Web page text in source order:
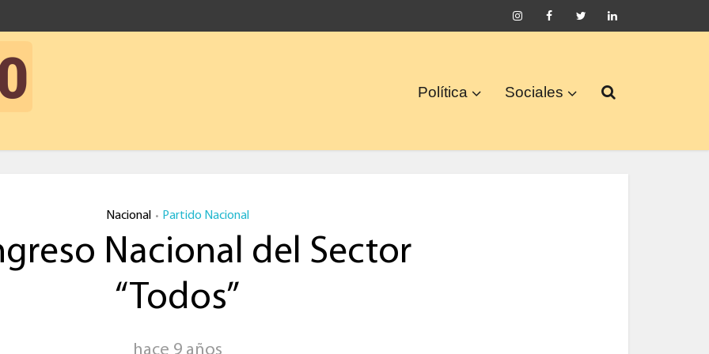
Política Sociales
Nacional • Partido Nacional
Nacional del Sector
“Todos”